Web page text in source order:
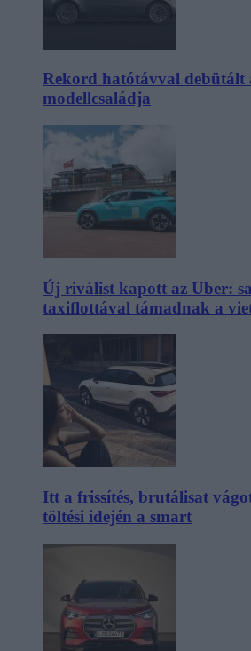
Rekord hatótávval debütált
modellcsaládja
Új riválist kapott az Uber:
taxiflottával támadnak a
Itt a frissítés, brutálisat
töltési idején a smart